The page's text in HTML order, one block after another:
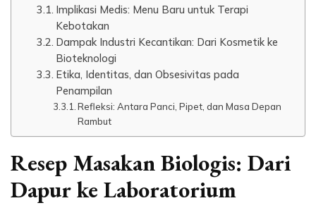
Implikasi Medis: Menu Baru untuk Terapi
Kebotakan
Dampak Industri Kecantikan: Dari Kosmetik ke
Bioteknologi
Etika, Identitas, dan Obsesivitas pada
Penampilan
Refleksi: Antara Panci, Pipet, dan Masa Depan
Rambut
Resep Masakan Biologis: Dari
Dapur ke Laboratorium